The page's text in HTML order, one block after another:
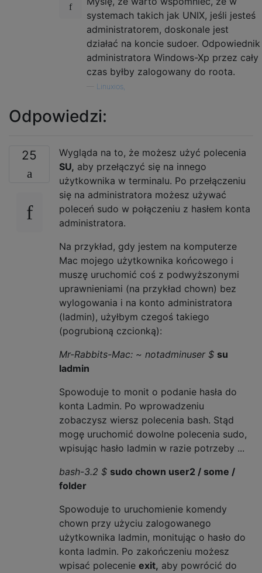
systemach takich jak UNIX, jeśli jesteś
administratorem, doskonale jest
działać na koncie sudoer. Odpowiednik
administratora Windows-Xp przez cały
czas byłby zalogowany do roota.
Linuxios,
Odpowiedzi:
25
Wygląda na to, że możesz użyć polecenia
SU, aby przełączyć się na innego
użytkownika w terminalu. Po przełączeniu
się na administratora możesz używać
poleceń sudo w połączeniu z hasłem konta
administratora.
Na przykład, gdy jestem na komputerze
Mac mojego użytkownika końcowego i
muszę uruchomić coś z podwyższonymi
uprawnieniami (na przykład chown) bez
wylogowania i na konto administratora
(ladmin), użyłbym czegoś takiego
(pogrubioną czcionką):
Mr-Rabbits-Mac: ~ notadminuser $ su
ladmin
Spowoduje to monit o podanie hasła do
konta Ladmin. Po wprowadzeniu
zobaczysz wiersz polecenia bash. Stąd
mogę uruchomić dowolne polecenia sudo,
wpisując hasło ladmin w razie potrzeby ...
bash-3.2 $ sudo chown user2 / some /
folder
Spowoduje to uruchomienie komendy
chown przy użyciu zalogowanego
użytkownika ladmin, monitując o hasło do
konta ladmin. Po zakończeniu możesz
wpisać polecenie exit, aby powrócić do